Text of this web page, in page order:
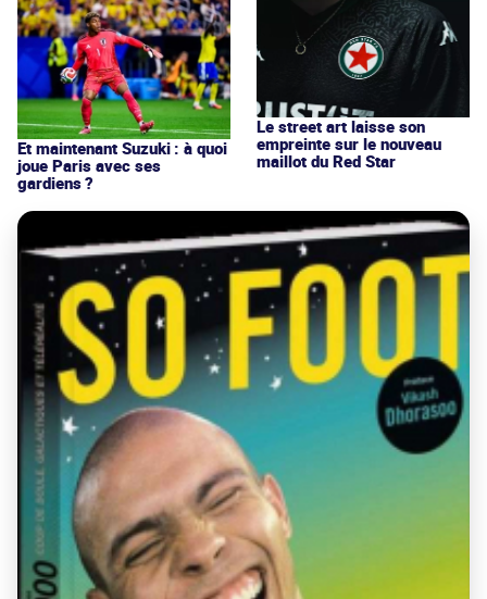
Et maintenant Suzuki : à quoi
joue Paris avec ses
gardiens ?
Le street art laisse son
empreinte sur le nouveau
maillot du Red Star